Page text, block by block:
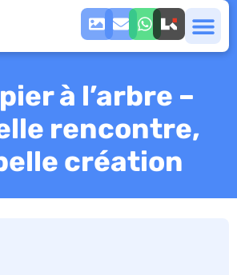
à l’arbre –
rencontre,
création